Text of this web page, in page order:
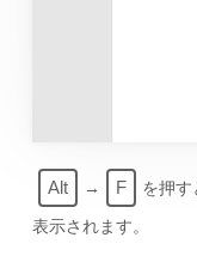
Alt → F
を押
表示されます。